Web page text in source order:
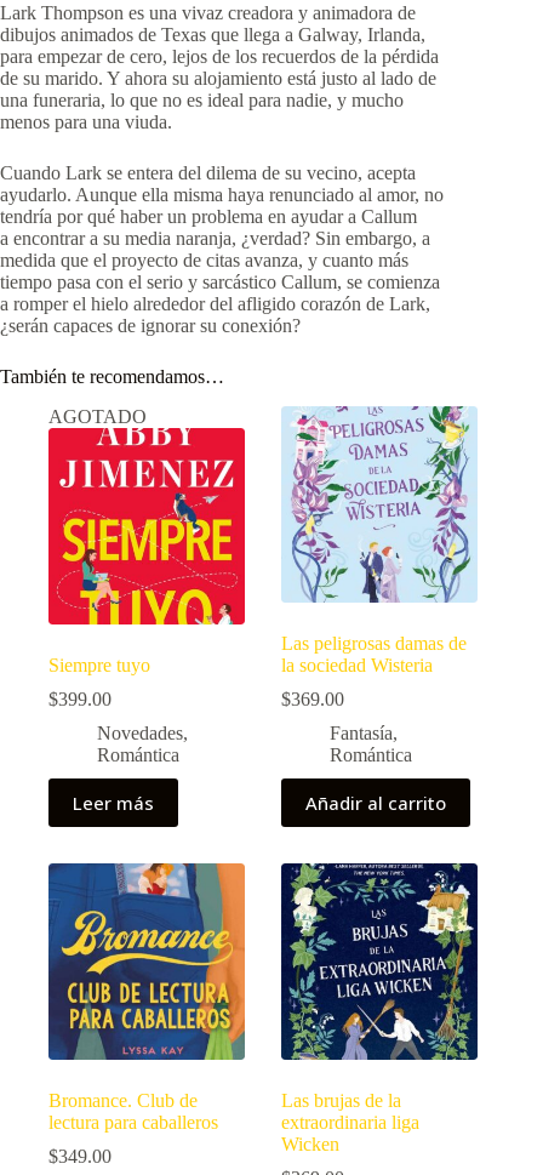
Lark Thompson es una vivaz creadora y animadora de
dibujos animados de Texas que llega a Galway, Irlanda,
para empezar de cero, lejos de los recuerdos de la pérdida
de su marido. Y ahora su alojamiento está justo al lado de
una funeraria, lo que no es ideal para nadie, y mucho
menos para una viuda.
Cuando Lark se entera del dilema de su vecino, acepta
ayudarlo. Aunque ella misma haya renunciado al amor, no
tendría por qué haber un problema en ayudar a Callum
a encontrar a su media naranja, ¿verdad? Sin embargo, a
medida que el proyecto de citas avanza, y cuanto más
tiempo pasa con el serio y sarcástico Callum, se comienza
a romper el hielo alrededor del afligido corazón de Lark,
¿serán capaces de ignorar su conexión?
También te recomendamos…
AGOTADO
Siempre tuyo
$399.00
Novedades,
Romántica
Leer más
Las peligrosas damas de
la sociedad Wisteria
$369.00
Fantasía,
Romántica
Añadir al carrito
Bromance. Club de
lectura para caballeros
$349.00
Las brujas de la
extraordinaria liga
Wicken